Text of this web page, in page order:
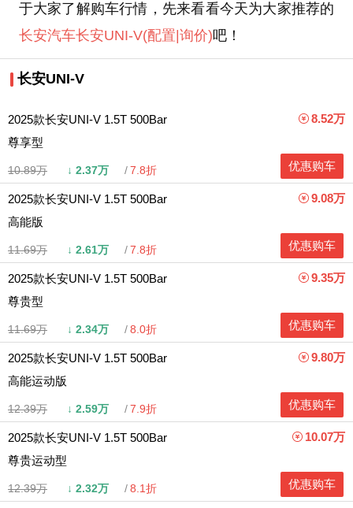
于大家了解购车行情，先来看看今天为大家推荐的
长安汽车长安UNI-V(配置 |询价)吧！
长安UNI-V
2025款长安UNI-V 1.5T 500Bar
尊享型
10.89万 ↓ 2.37万 7.8折
8.52万
优惠购车
2025款长安UNI-V 1.5T 500Bar
高能版
11.69万 ↓ 2.61万 7.8折
9.08万
优惠购车
2025款长安UNI-V 1.5T 500Bar
尊贵型
11.69万 ↓ 2.34万 8.0折
9.35万
优惠购车
2025款长安UNI-V 1.5T 500Bar
高能运动版
12.39万 ↓ 2.59万 7.9折
9.80万
优惠购车
2025款长安UNI-V 1.5T 500Bar
尊贵运动型
12.39万 ↓ 2.32万 8.1折
10.07万
优惠购车